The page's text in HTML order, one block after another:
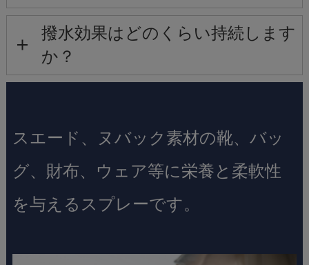
撥水効果はどのくらい持続します
か？
スエード、ヌバック素材の靴、バッ
グ、財布、ウェア等に栄養と柔軟性
を与えるスプレーです。